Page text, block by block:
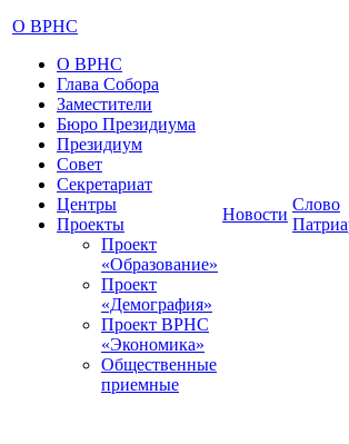
О ВРНС
О ВРНС
Глава Собора
Заместители
Бюро Президиума
Президиум
Совет
Секретариат
Центры
Проекты
Проект
«Образование»
Проект
«Демография»
Проект ВРНС
«Экономика»
Общественные
приемные
Новости
Слово